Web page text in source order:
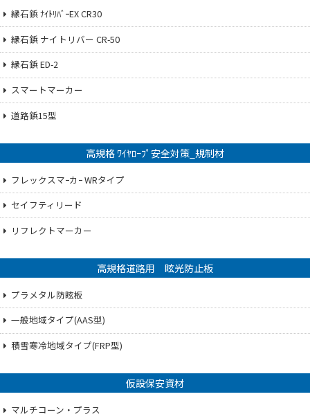
縁石鋲 ﾅｲﾄﾘﾊﾞｰEX CR30
縁石鋲 ナイトリバー CR-50
縁石鋲 ED-2
スマートマーカー
道路鋲15型
高規格 ﾜｲﾔﾛｰﾌﾟ安全対策_規制材
フレックスマｰカｰ WRタイプ
セイフティリード
リフレクトマーカー
高規格道路用 眩光防止板
プラメタル防眩板
一般地域タイプ(AAS型)
積雪寒冷地域タイプ(FRP型)
仮設保安資材
マルチコーン・プラス